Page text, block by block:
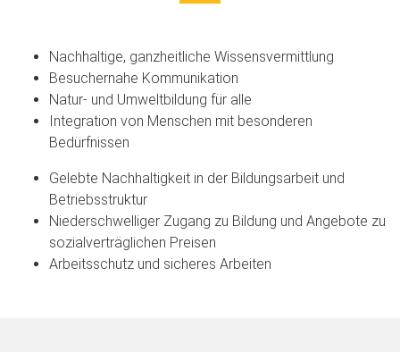
Nachhaltige, ganzheitliche Wissensvermittlung
Besuchernahe Kommunikation
Natur- und Umweltbildung für alle
Integration von Menschen mit besonderen
Bedürfnissen
Gelebte Nachhaltigkeit in der Bildungsarbeit und
Betriebsstruktur
Niederschwelliger Zugang zu Bildung und Angebote zu
sozialverträglichen Preisen
Arbeitsschutz und sicheres Arbeiten